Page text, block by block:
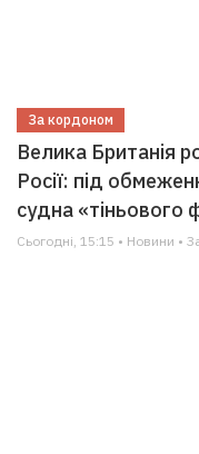
За кордоном
Велика Британія
Росії: під
судна «тіньового
Сьогодні, 15:15 • Новини •